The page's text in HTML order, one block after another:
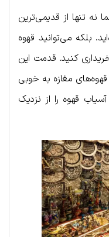
نه تنها از قدیمی‌ترین
بلکه می‌توانید قهوه
کنید. قدمت این
قهوه فروشی به سال ۱۸۷۱ برمی‌گردد. قهوه‌‎های مغازه به خوبی
قهوه را از نزدیک